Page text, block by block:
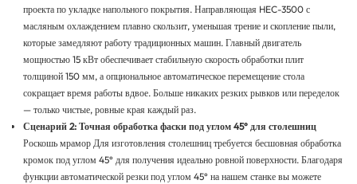
проекта по укладке напольного покрытия. Направляющая HEC-3500 с
масляным охлаждением плавно скользит, уменьшая трение и скопление пыли,
которые замедляют работу традиционных машин. Главный двигатель
мощностью 15 кВт обеспечивает стабильную скорость обработки плит
толщиной 150 мм, а опциональное автоматическое перемещение стола
сокращает время работы вдвое. Больше никаких резких рывков или переделок
— только чистые, ровные края каждый раз.
Сценарий 2: Точная обработка фаски под углом 45° для столешниц
Роскошь мрамор Для изготовления столешниц требуется бесшовная обработка
кромок под углом 45° для получения идеально ровной поверхности. Благодаря
функции автоматической резки под углом 45° на нашем станке вы можете